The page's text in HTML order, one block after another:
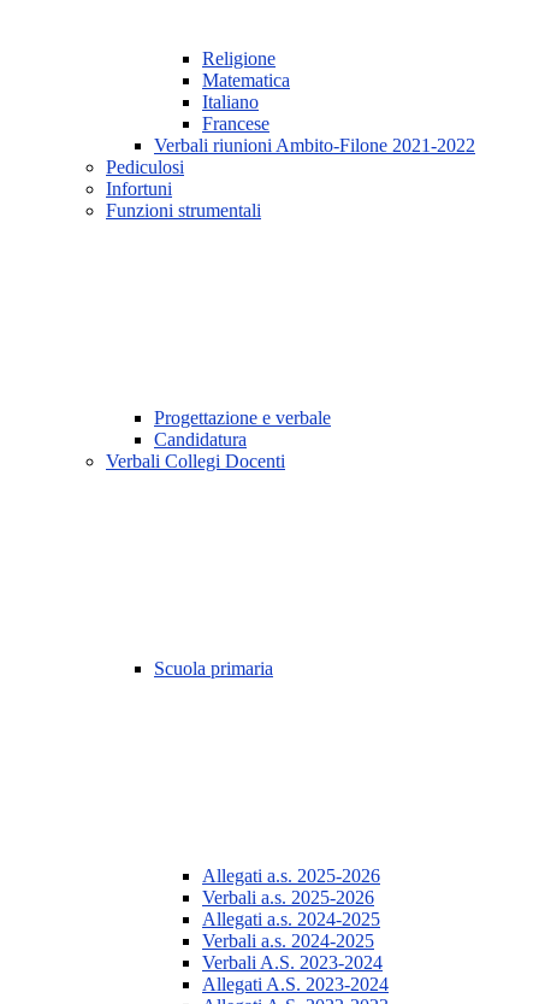
Religione
Matematica
Italiano
Francese
Verbali riunioni Ambito-Filone 2021-2022
Pediculosi
Infortuni
Funzioni strumentali
Progettazione e verbale
Candidatura
Verbali Collegi Docenti
Scuola primaria
Allegati a.s. 2025-2026
Verbali a.s. 2025-2026
Allegati a.s. 2024-2025
Verbali a.s. 2024-2025
Verbali A.S. 2023-2024
Allegati A.S. 2023-2024